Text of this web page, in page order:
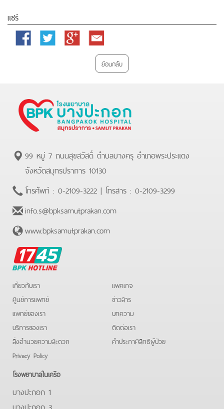
แชร์
Facebook Twitter
Google
Email
ย้อนกลับ
99 หมู่ 7 ถนนสุขสวัสดิ์ ตำบลบางครุ อำเภอพระประแดง
จังหวัดสมุทรปราการ 10130
โทรศัพท์ : 0-2109-3222 | โทรสาร : 0-2109-3299
info.s@bpksamutprakan.com
www.bpksamutprakan.com
BPK
Hotline
เกี่ยวกับเรา
ศูนย์การแพทย์
แพทย์ของเรา
บริการของเรา
สิ่งอำนวยความสะดวก
Privacy Policy
แพคเกจ
ข่าวสาร
บทความ
ติดต่อเรา
คําประกาศสิทธิผู้ป่วย
โรงพยาบาลในเครือ
บางปะกอก 1